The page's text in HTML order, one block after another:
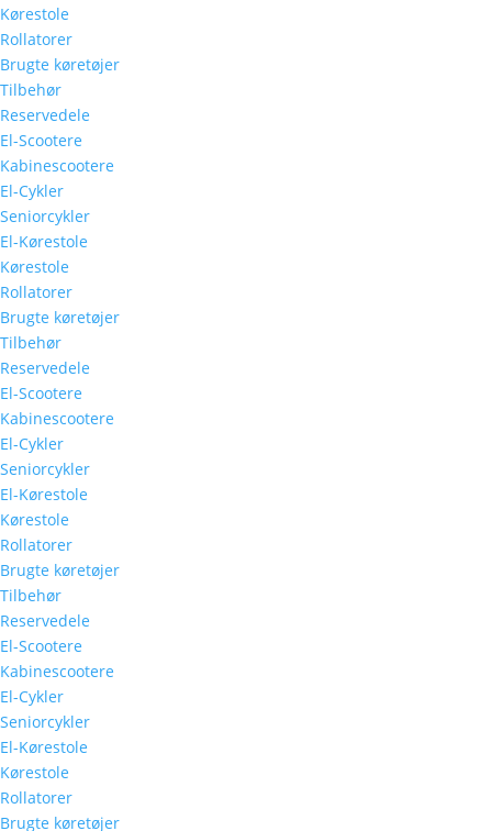
Kørestole
Rollatorer
Brugte køretøjer
Tilbehør
Reservedele
El-Scootere
Kabinescootere
El-Cykler
Seniorcykler
El-Kørestole
Kørestole
Rollatorer
Brugte køretøjer
Tilbehør
Reservedele
El-Scootere
Kabinescootere
El-Cykler
Seniorcykler
El-Kørestole
Kørestole
Rollatorer
Brugte køretøjer
Tilbehør
Reservedele
El-Scootere
Kabinescootere
El-Cykler
Seniorcykler
El-Kørestole
Kørestole
Rollatorer
Brugte køretøjer